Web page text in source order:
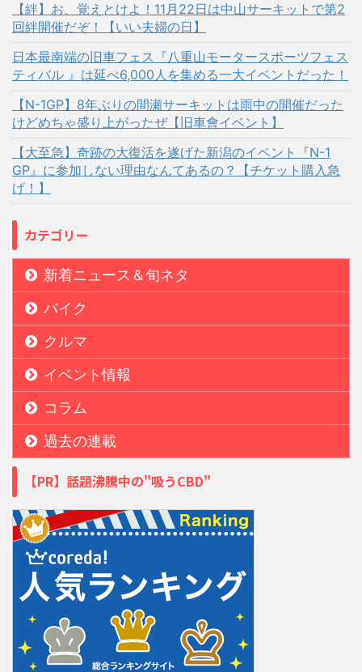
【絆】お、覚えとけよ！11月22日は中山サーキットで第2
回絆開催だぞ！【いい夫婦の日】
日本最南端の旧車フェス『八重山モータースポーツフェス
ティバル 』は延べ6,000人を集める一大イベントだった！
【N-1GP】8年ぶりの間瀬サーキットは雨中の開催だった
けどめちゃ盛り上がったぜ【旧車會イベント】
【大至急】奇跡の大復活を遂げた新潟のイベント『N-1
GP』に参加しない理由なんてあるの？【チケット購入急
げ！】
カテゴリー
新着ニュース＆旬ネタ
バイク
クルマ
イベント情報
コラム
過去の連載
【PR】話題沸騰中の"吸うCBD"